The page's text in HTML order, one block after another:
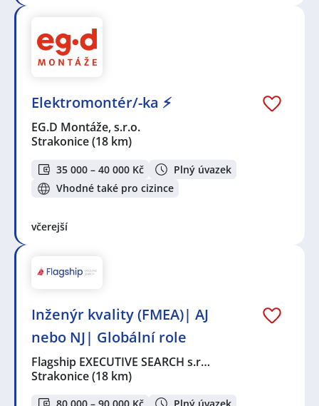
Elektromontér/-ka ⚡
EG.D Montáže, s.r.o.
Strakonice(18 km)
35 000 – 40 000 Kč
Plný úvazek
Vhodné také pro cizince
včerejší
Inženýr kvality (FMEA)| AJ
nebo NJ| Globální role
Flagship EXECUTIVE SEARCH s.r…
Strakonice(18 km)